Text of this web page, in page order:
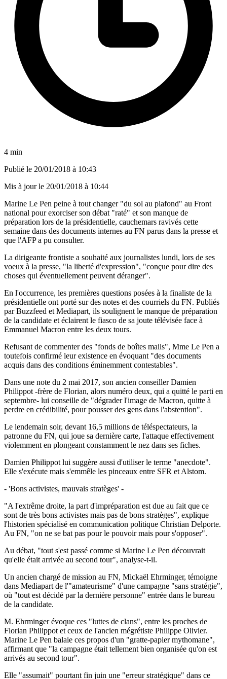
4 min
Publié le 20/01/2018 à 10:43
Mis à jour le 20/01/2018 à 10:44
Marine Le Pen peine à tout changer "du sol au plafond" au Front
national pour exorciser son débat "raté" et son manque de
préparation lors de la présidentielle, cauchemars ravivés cette
semaine dans des documents internes au FN parus dans la presse et
que l'AFP a pu consulter.
La dirigeante frontiste a souhaité aux journalistes lundi, lors de ses
voeux à la presse, "la liberté d'expression", "conçue pour dire des
choses qui éventuellement peuvent déranger".
En l'occurrence, les premières questions posées à la finaliste de la
présidentielle ont porté sur des notes et des courriels du FN. Publiés
par Buzzfeed et Mediapart, ils soulignent le manque de préparation
de la candidate et éclairent le fiasco de sa joute télévisée face à
Emmanuel Macron entre les deux tours.
Refusant de commenter des "fonds de boîtes mails", Mme Le Pen a
toutefois confirmé leur existence en évoquant "des documents
acquis dans des conditions éminemment contestables".
Dans une note du 2 mai 2017, son ancien conseiller Damien
Philippot -frère de Florian, alors numéro deux, qui a quitté le parti en
septembre- lui conseille de "dégrader l'image de Macron, quitte à
perdre en crédibilité, pour pousser des gens dans l'abstention".
Le lendemain soir, devant 16,5 millions de téléspectateurs, la
patronne du FN, qui joue sa dernière carte, l'attaque effectivement
violemment en plongeant constamment le nez dans ses fiches.
Damien Philippot lui suggère aussi d'utiliser le terme "anecdote".
Elle s'exécute mais s'emmêle les pinceaux entre SFR et Alstom.
- 'Bons activistes, mauvais stratèges' -
"A l'extrême droite, la part d'impréparation est due au fait que ce
sont de très bons activistes mais pas de bons stratèges", explique
l'historien spécialisé en communication politique Christian Delporte.
Au FN, "on ne se bat pas pour le pouvoir mais pour s'opposer".
Au débat, "tout s'est passé comme si Marine Le Pen découvrait
qu'elle était arrivée au second tour", analyse-t-il.
Un ancien chargé de mission au FN, Mickaël Ehrminger, témoigne
dans Mediapart de l'"amateurisme" d'une campagne "sans stratégie",
où "tout est décidé par la dernière personne" entrée dans le bureau
de la candidate.
M. Ehrminger évoque ces "luttes de clans", entre les proches de
Florian Philippot et ceux de l'ancien mégrétiste Philippe Olivier.
Marine Le Pen balaie ces propos d'un "gratte-papier mythomane",
affirmant que "la campagne était tellement bien organisée qu'on est
arrivés au second tour".
Elle "assumait" pourtant fin juin une "erreur stratégique" dans ce